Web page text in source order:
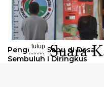
Pengedar Sabu di Desa
Sembuluh I Diringkus
tutup
..........